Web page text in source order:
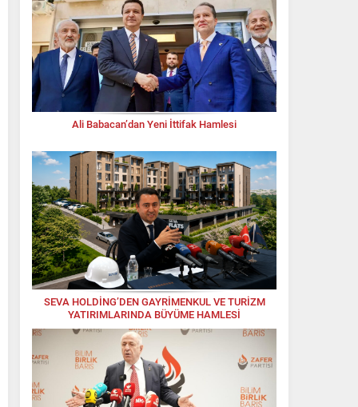
Ali Babacan’dan Yeni İttifak Hamlesi
SEVA HOLDİNG’DEN GAYRİMENKUL VE TURİZM
YATIRIMLARINDA BÜYÜME HAMLESİ